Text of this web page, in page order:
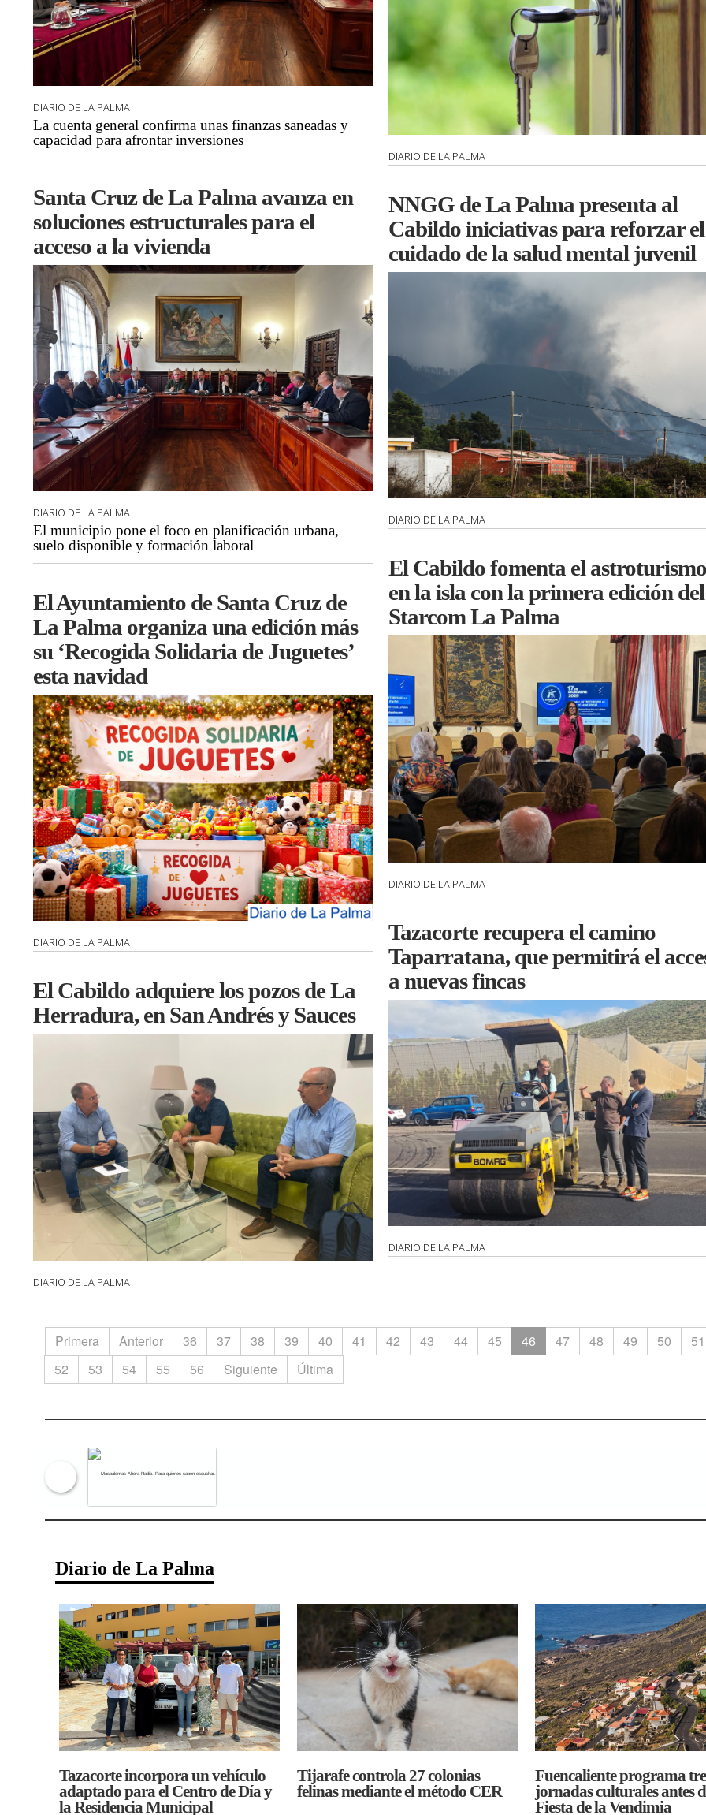
DIARIO DE LA PALMA
La cuenta general confirma unas finanzas saneadas y
capacidad para afrontar inversiones
Santa Cruz de La Palma avanza en
soluciones estructurales para el
acceso a la vivienda
DIARIO DE LA PALMA
El municipio pone el foco en planificación urbana,
suelo disponible y formación laboral
El Ayuntamiento de Santa Cruz de
La Palma organiza una edición más
su ‘Recogida Solidaria de Juguetes’
esta navidad
DIARIO DE LA PALMA
El Cabildo adquiere los pozos de La
Herradura, en San Andrés y Sauces
DIARIO DE LA PALMA
DIARIO DE LA PALMA
NNGG de La Palma presenta al
Cabildo iniciativas para reforzar el
cuidado de la salud mental juvenil
DIARIO DE LA PALMA
El Cabildo fomenta el astroturismo
en la isla con la primera edición del
Starcom La Palma
DIARIO DE LA PALMA
Tazacorte recupera el camino
Taparratana, que permitirá el
a nuevas fincas
DIARIO DE LA PALMA
Primera Anterior 36 37 38 39 40 41 42 43 44 45 46 47 48 49 50
51
52
53 54 55 56 Siguiente Última
Diario de La Palma
Tazacorte incorpora un vehículo
adaptado para el Centro de Día y
la Residencia Municipal
Tijarafe controla 27 colonias
felinas mediante el método CER
Fuencaliente programa
jornadas culturales antes
Fiesta de la Vendimia